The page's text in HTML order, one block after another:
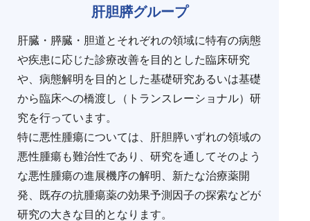
肝胆膵グループ
肝臓・膵臓・胆道とそれぞれの領域に特有の病態
や疾患に応じた診療改善を目的とした臨床研究
や、病態解明を目的とした基礎研究あるいは基礎
から臨床への橋渡し（トランスレーショナル）研
究を行っています。
特に悪性腫瘍については、肝胆膵いずれの領域の
悪性腫瘍も難治性であり、研究を通してそのよう
な悪性腫瘍の進展機序の解明、新たな治療薬開
発、既存の抗腫瘍薬の効果予測因子の探索などが
研究の大きな目的となります。